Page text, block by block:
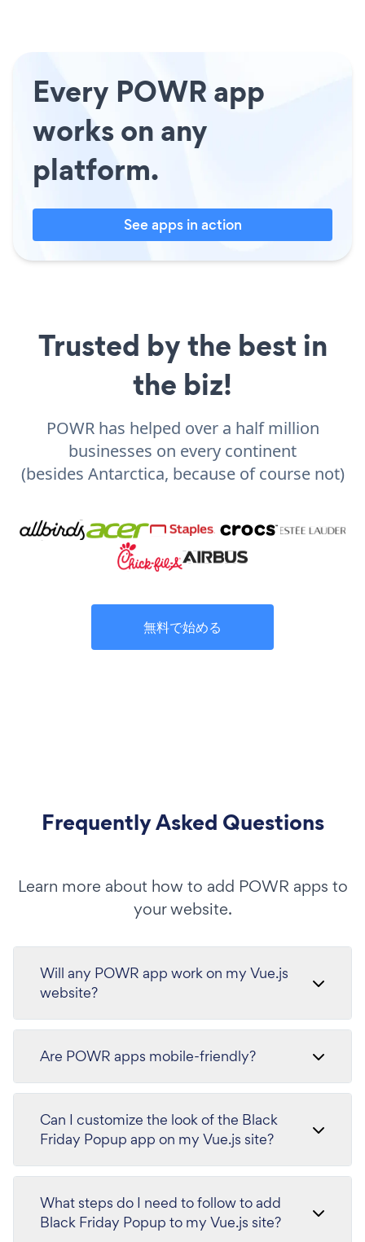
Every POWR app
works on any
platform.
See apps in action
Trusted by the best in
the biz!
POWR has helped over a half million
businesses on every continent
(besides Antarctica, because of course not)
無料で始める
Frequently Asked Questions
Learn more about how to add POWR apps to
your website.
Will any POWR app work on my Vue.js
website?
Are POWR apps mobile-friendly?
Can I customize the look of the Black
Friday Popup app on my Vue.js site?
What steps do I need to follow to add
Black Friday Popup to my Vue.js site?